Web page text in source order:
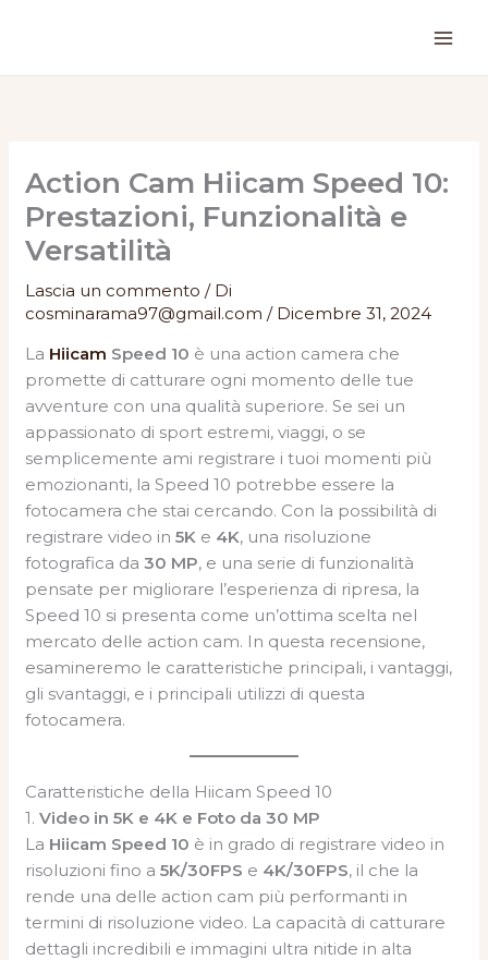
Action Cam Hiicam Speed 10:
Prestazioni, Funzionalità e
Versatilità
Lascia un commento / Di
cosminarama97@gmail.com/ Dicembre 31, 2024
La Hiicam Speed 10 è una action camera che
promette di catturare ogni momento delle tue
avventure con una qualità superiore. Se sei un
appassionato di sport estremi, viaggi, o se
semplicemente ami registrare i tuoi momenti più
emozionanti, la Speed 10 potrebbe essere la
fotocamera che stai cercando. Con la possibilità di
registrare video in5K e 4K, una risoluzione
fotografica da30 MP, e una serie di funzionalità
pensate per migliorare l’esperienza di ripresa, la
Speed 10 si presenta come un’ottima scelta nel
mercato delle action cam. In questa recensione,
esamineremo le caratteristiche principali, i vantaggi,
gli svantaggi, e i principali utilizzi di questa
fotocamera.
Caratteristiche della Hiicam Speed 10
1.Video in 5K e 4K e Foto da 30 MP
La Hiicam Speed 10 è in grado di registrare video in
risoluzioni fino a5K/30FPS e 4K/30FPS, il che la
rende una delle action cam più performanti in
termini di risoluzione video. La capacità di catturare
dettagli incredibili e immagini ultra nitide in alta